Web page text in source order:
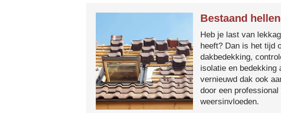
Bestaand
Heb je last van
heeft? Dan is het tijd
dakbedekking,
isolatie en bedekking
vernieuwd dak ook
door een
weersinvloeden.